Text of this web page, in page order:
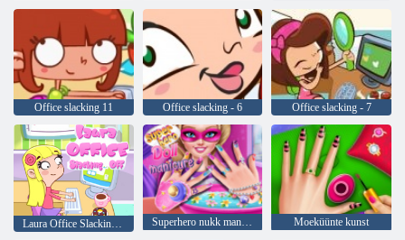
Office slacking 11 Office slacking - 6 Office slacking - 7
Superhero nukk maniküür Moeküünte kunst